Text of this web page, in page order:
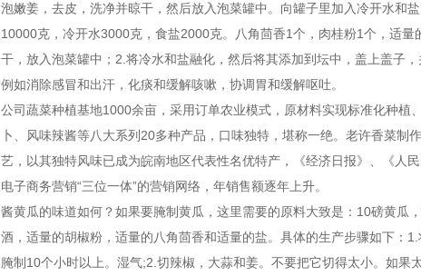
泡嫩姜，去皮，洗净并晾干，然后放入泡菜罐中。向罐子里加入冷开水和
10000克，冷开水3000克，食盐2000克。八角茴香1个，肉桂粉1个，适
干，放入泡菜罐中；2.将冷水和盐融化，然后将其添加到坛中，盖上盖子
例如消除感冒和出汗，化痰和缓解咳嗽，协调胃和缓解呕吐。
公司蔬菜种植基地1000余亩，采用订单农业模式，原材料实现标准化种
卜、风味辣酱等八大系列20多种产品，口味独特，堪称一绝。老许香菜
艺，以其独特风味已成为皖南地区代表性名优特产，《经济日报》、《人
电子商务营销“三位一体”的营销网络，年销售额逐年上升。
酱黄瓜的味道如何？如果要腌制黄瓜，这里需要的原料大致是：10磅黄
酒，适量的胡椒粉，适量的八角茴香和适量的盐。具体的生产步骤如下：
腌制10个小时以上。湿气;2.切辣椒，大蒜和姜。不要把它切得太小。如